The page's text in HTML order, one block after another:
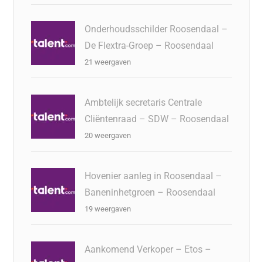
Onderhoudsschilder Roosendaal –
De Flextra-Groep – Roosendaal
21 weergaven
Ambtelijk secretaris Centrale
Cliëntenraad – SDW – Roosendaal
20 weergaven
Hovenier aanleg in Roosendaal –
Baneninhetgroen – Roosendaal
19 weergaven
Aankomend Verkoper – Etos –